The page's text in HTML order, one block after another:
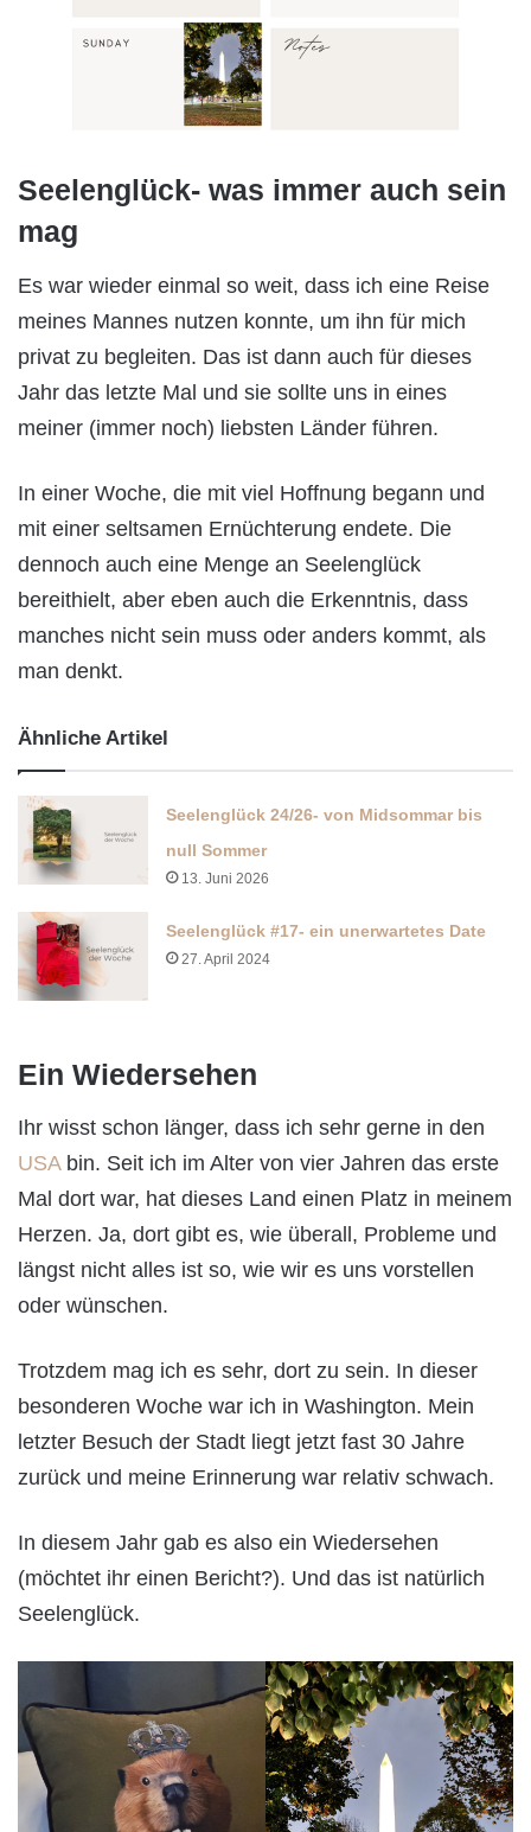
Seelenglück- was immer auch sein
mag
Es war wieder einmal so weit, dass ich eine Reise
meines Mannes nutzen konnte, um ihn für mich
privat zu begleiten. Das ist dann auch für dieses
Jahr das letzte Mal und sie sollte uns in eines
meiner (immer noch) liebsten Länder führen.
In einer Woche, die mit viel Hoffnung begann und
mit einer seltsamen Ernüchterung endete. Die
dennoch auch eine Menge an Seelenglück
bereithielt, aber eben auch die Erkenntnis, dass
manches nicht sein muss oder anders kommt, als
man denkt.
Ähnliche Artikel
Seelenglück 24/26- von Midsommar bis
null Sommer
13. Juni 2026
Seelenglück #17- ein unerwartetes Date
27. April 2024
Ein Wiedersehen
Ihr wisst schon länger, dass ich sehr gerne in den
USAbin. Seit ich im Alter von vier Jahren das erste
Mal dort war, hat dieses Land einen Platz in meinem
Herzen. Ja, dort gibt es, wie überall, Probleme und
längst nicht alles ist so, wie wir es uns vorstellen
oder wünschen.
Trotzdem mag ich es sehr, dort zu sein. In dieser
besonderen Woche war ich in Washington. Mein
letzter Besuch der Stadt liegt jetzt fast 30 Jahre
zurück und meine Erinnerung war relativ schwach.
In diesem Jahr gab es also ein Wiedersehen
(möchtet ihr einen Bericht?). Und das ist natürlich
Seelenglück.